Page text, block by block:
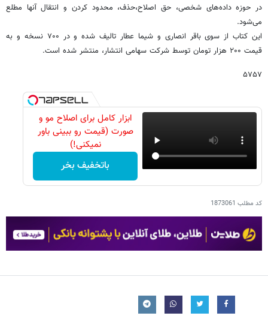
در حوزه داده‌های شخصی، حق اصلاح،‌حذف، محدود کردن و انتقال آنها مطلع
می‌شود.
این کتاب از سوی باقر انصاری و شیما عطار تالیف شده و در ۷۰۰ نسخه و به
قیمت ۲۰۰ هزار تومان توسط شرکت سهامی انتشار، منتشر شده است.
۵۷۵۷
ابزار کامل برای اصلاح مو و
صورت (قیمت رو ببینی باور
نمیکنی!)
باتخفیف بخر
کد مطلب 1873061